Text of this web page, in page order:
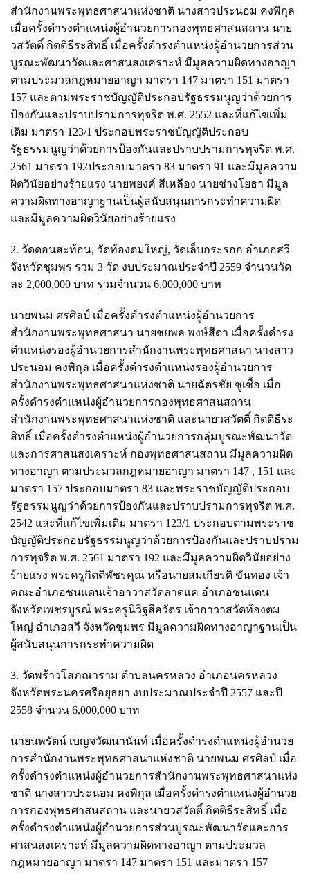
สำนักงานพระพุทธศาสนาแห่งชาติ นางสาวประนอม คงพิกุล
เมื่อครั้งดำรงตำแหน่งผู้อำนวยการกองพุทธศาสนสถาน นาย
วสวัตติ์ กิตติธีระสิทธิ์ เมื่อครั้งดำรงตำแหน่งผู้อำนวยการส่วน
บูรณะพัฒนาวัดและศาสนสงเคราะห์ มีมูลความผิดทางอาญา
ตามประมวลกฎหมายอาญา มาตรา 147 มาตรา 151 มาตรา
157 และตามพระราชบัญญัติประกอบรัฐธรรมนูญว่าด้วยการ
ป้องกันและปราบปรามการทุจริต พ.ศ. 2552 และที่แก้ไขเพิ่ม
เติม มาตรา 123/1 ประกอบพระราชบัญญัติประกอบ
รัฐธรรมนูญว่าด้วยการป้องกันและปราบปรามการทุจริต พ.ศ.
2561 มาตรา 192ประกอบมาตรา 83 มาตรา 91 และมีมูลความ
ผิดวินัยอย่างร้ายแรง นายพยงค์ สีเหลือง นายช่างโยธา มีมูล
ความผิดทางอาญาฐานเป็นผู้สนับสนุนการกระทำความผิด
และมีมูลความผิดวินัยอย่างร้ายแรง
2. วัดดอนสะท้อน, วัดท้องตมใหญ่, วัดเล็บกระรอก อำเภอสวี
จังหวัดชุมพร รวม 3 วัด งบประมาณประจำปี 2559 จำนวนวัด
ละ 2,000,000 บาท รวมจำนวน 6,000,000 บาท
นายพนม ศรศิลป์ เมื่อครั้งดำรงตำแหน่งผู้อำนวยการ
สำนักงานพระพุทธศาสนา นายชยพล พงษ์สีดา เมื่อครั้งดำรง
ตำแหน่งรองผู้อำนวยการสำนักงานพระพุทธศาสนา นางสาว
ประนอม คงพิกุล เมื่อครั้งดำรงตำแหน่งรองผู้อำนวยการ
สำนักงานพระพุทธศาสนาแห่งชาติ นายฉัตรชัย ชูเชื้อ เมื่อ
ครั้งดำรงตำแหน่งผู้อำนวยการกองพุทธศาสนสถาน
สำนักงานพระพุทธศาสนาแห่งชาติ และนายวสวัตติ์ กิตติธีระ
สิทธิ์ เมื่อครั้งดำรงตำแหน่งผู้อำนวยการกลุ่มบูรณะพัฒนาวัด
และการศาสนสงเคราะห์ กองพุทธศาสนสถาน มีมูลความผิด
ทางอาญา ตามประมวลกฎหมายอาญา มาตรา 147 , 151 และ
มาตรา 157 ประกอบมาตรา 83 และพระราชบัญญัติประกอบ
รัฐธรรมนูญว่าด้วยการป้องกันและปราบปรามการทุจริต พ.ศ.
2542 และที่แก้ไขเพิ่มเติม มาตรา 123/1 ประกอบตามพระราช
บัญญัติประกอบรัฐธรรมนูญว่าด้วยการป้องกันและปราบปราม
การทุจริต พ.ศ. 2561 มาตรา 192 และมีมูลความผิดวินัยอย่าง
ร้ายแรง พระครูกิตติพัชรคุณ หรือนายสมเกียรติ ขันทอง เจ้า
คณะอำเภอชนแดนเจ้าอาวาสวัดลาดแค อำเภอชนแดน
จังหวัดเพชรบูรณ์ พระครูนิวิฐสีลวัตร เจ้าอาวาสวัดท้องตม
ใหญ่ อำเภอสวี จังหวัดชุมพร มีมูลความผิดทางอาญาฐานเป็น
ผู้สนับสนุนการกระทำความผิด
3. วัดพร้าวโสภณาราม ตำบลนครหลวง อำเภอนครหลวง
จังหวัดพระนครศรีอยุธยา งบประมาณประจำปี 2557 และปี
2558 จำนวน 6,000,000 บาท
นายนพรัตน์ เบญจวัฒนานันท์ เมื่อครั้งดำรงตำแหน่งผู้อำนวย
การสำนักงานพระพุทธศาสนาแห่งชาติ นายพนม ศรศิลป์ เมื่อ
ครั้งดำรงตำแหน่งผู้อำนวยการสำนักงานพระพุทธศาสนาแห่ง
ชาติ นางสาวประนอม คงพิกุล เมื่อครั้งดำรงตำแหน่งผู้อำนวย
การกองพุทธศาสนสถาน และนายวสวัตติ์ กิตติธีระสิทธิ์ เมื่อ
ครั้งดำรงตำแหน่งผู้อำนวยการส่วนบูรณะพัฒนาวัดและการ
ศาสนสงเคราะห์ มีมูลความผิดทางอาญา ตามประมวล
กฎหมายอาญา มาตรา 147 มาตรา 151 และมาตรา 157